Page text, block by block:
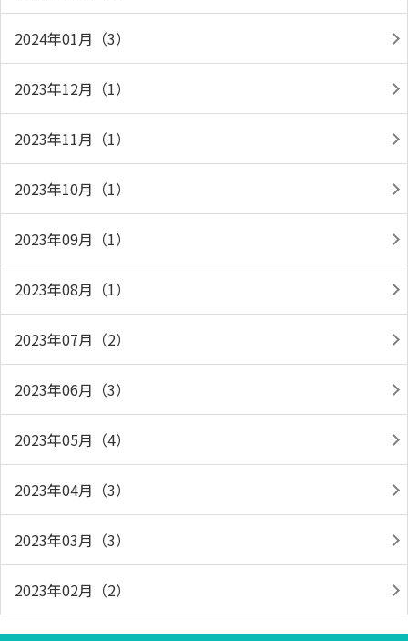
2024年01月（3）
2023年12月（1）
2023年11月（1）
2023年10月（1）
2023年09月（1）
2023年08月（1）
2023年07月（2）
2023年06月（3）
2023年05月（4）
2023年04月（3）
2023年03月（3）
2023年02月（2）